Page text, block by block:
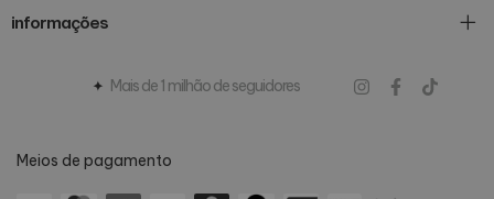
informações
Mais de 1 milhão de seguidores
Meios de pagamento